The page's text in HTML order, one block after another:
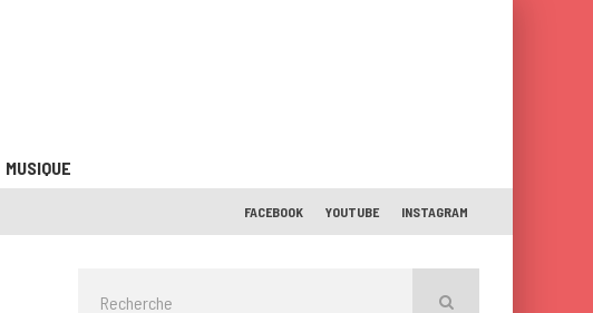
MUSIQUE
FACEBOOK YOUTUBE INSTAGRAM